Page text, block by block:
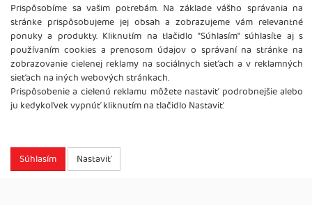
Copyright2026 ©Brel, s.r.o.
Prispôsobíme sa vašim potrebám. Na základe vášho správania na
stránke prispôsobujeme jej obsah a zobrazujeme vám relevantné
ponuky a produkty. Kliknutím na tlačidlo "Súhlasím" súhlasíte aj s
používaním cookies a prenosom údajov o správaní na stránke na
zobrazovanie cielenej reklamy na sociálnych sieťach a v reklamných
sieťach na iných webových stránkach.
Prispôsobenie a cielenú reklamu môžete nastaviť podrobnejšie alebo
ju kedykoľvek vypnúť kliknutím na tlačidlo Nastaviť.
Súhlasím Nastaviť